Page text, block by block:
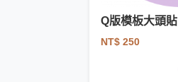
Q版模板大頭貼
NT$ 250